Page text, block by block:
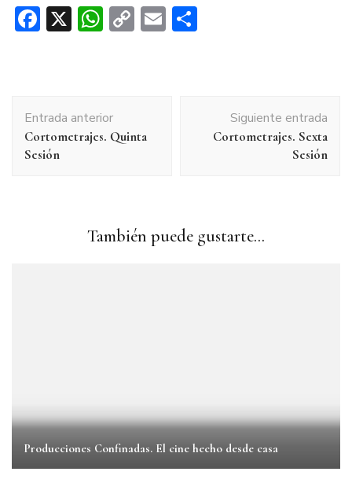
Facebook
X WhatsApp
CopyEmail
de
entradas
Entrada anterior
Cortometrajes. Quinta
Sesión
Siguiente entrada
Cortometrajes. Sexta
Sesión
También puede gustarte...
Producciones Confinadas. El cine hecho desde casa